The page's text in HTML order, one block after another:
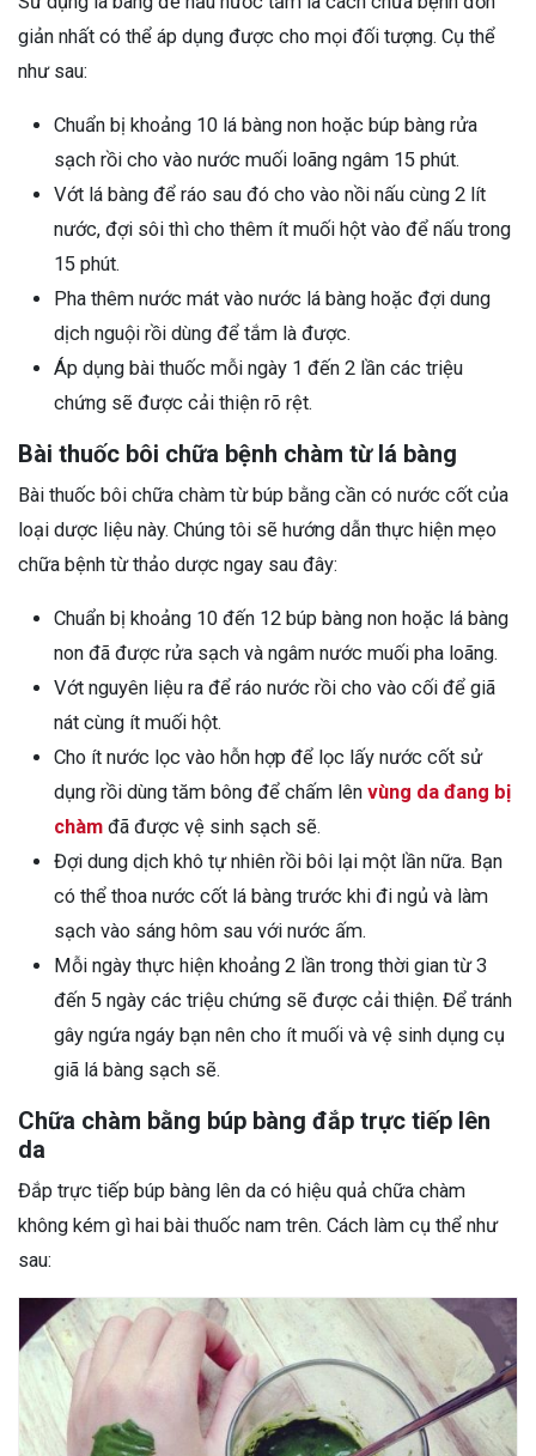
giản nhất có thể áp dụng được cho mọi đối tượng. Cụ thể
như sau:
Chuẩn bị khoảng 10 lá bàng non hoặc búp bàng rửa
sạch rồi cho vào nước muối loãng ngâm 15 phút.
Vớt lá bàng để ráo sau đó cho vào nồi nấu cùng 2 lít
nước, đợi sôi thì cho thêm ít muối hột vào để nấu trong
15 phút.
Pha thêm nước mát vào nước lá bàng hoặc đợi dung
dịch nguội rồi dùng để tắm là được.
Áp dụng bài thuốc mỗi ngày 1 đến 2 lần các triệu
chứng sẽ được cải thiện rõ rệt.
Bài thuốc bôi chữa bệnh chàm từ lá bàng
Bài thuốc bôi chữa chàm từ búp bằng cần có nước cốt của
loại dược liệu này. Chúng tôi sẽ hướng dẫn thực hiện mẹo
chữa bệnh từ thảo dược ngay sau đây:
Chuẩn bị khoảng 10 đến 12 búp bàng non hoặc lá bàng
non đã được rửa sạch và ngâm nước muối pha loãng.
Vớt nguyên liệu ra để ráo nước rồi cho vào cối để giã
nát cùng ít muối hột.
Cho ít nước lọc vào hỗn hợp để lọc lấy nước cốt sử
dụng rồi dùng tăm bông để chấm lên vùng da đang bị
chàm đã được vệ sinh sạch sẽ.
Đợi dung dịch khô tự nhiên rồi bôi lại một lần nữa. Bạn
có thể thoa nước cốt lá bàng trước khi đi ngủ và làm
sạch vào sáng hôm sau với nước ấm.
Mỗi ngày thực hiện khoảng 2 lần trong thời gian từ 3
đến 5 ngày các triệu chứng sẽ được cải thiện. Để tránh
gây ngứa ngáy bạn nên cho ít muối và vệ sinh dụng cụ
giã lá bàng sạch sẽ.
Chữa chàm bằng búp bàng đắp trực tiếp lên
da
Đắp trực tiếp búp bàng lên da có hiệu quả chữa chàm
không kém gì hai bài thuốc nam trên. Cách làm cụ thể như
sau: